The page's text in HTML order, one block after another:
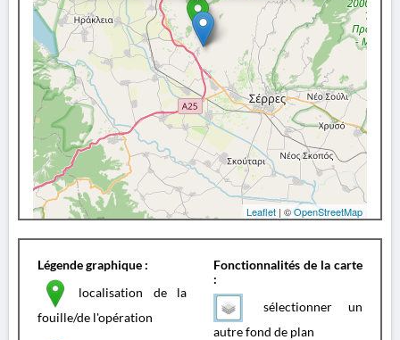
Leaflet | ©OpenStreetMap
Légende graphique :
localisation de la
fouille/de l'opération
Fonctionnalités de la carte
:
sélectionner un
autre fond de plan